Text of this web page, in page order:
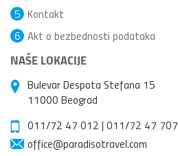
Kontakt
5
Akt o bezbednosti podataka
6
NAŠE LOKACIJE
Bulevar Despota Stefana 15
11000 Beograd
011/72 47 012 | 011/72 47 707
office@paradisotravel.com